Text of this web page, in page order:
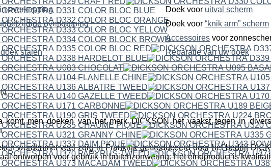
tuin overkapping Doek voor
uitval scherm
dubbelzijdige overkapping Doek voor
“knik arm” scherm
Accessoires voor
doek stalen Reparatie van uw doek
komt men doeken van het merk DICKSON het vaakst tegen in
wordenmet veel zorg in Frankrijk geproduceerd door het bedrijf
ontworpen voor gebruik in buitenzonwering. Het eindproduct is